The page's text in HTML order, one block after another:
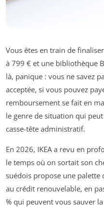
Vous êtes en train de
à 799 € et une bibliothèque
là, panique : vous ne savez
acceptée, si vous pouvez
remboursement se fait en
le genre de situation qui
casse-tête administratif.
En 2026, IKEA a revu en
le temps où on sortait son
suédois propose une
au crédit renouvelable, en
% qui peuvent vous sauver